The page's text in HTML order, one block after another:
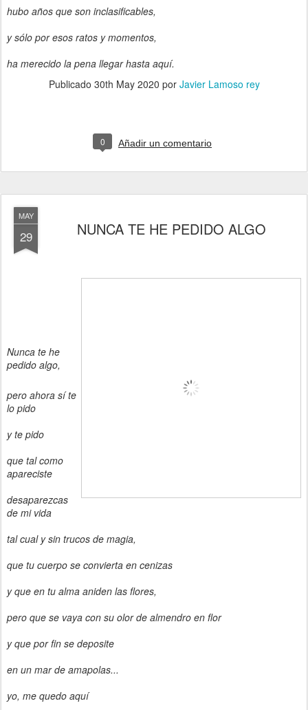
hubo años que son inclasificables,
y sólo por esos ratos y momentos,
ha merecido la pena llegar hasta aquí.
Publicado 30th May 2020 por Javier Lamoso rey
0 Añadir un comentario
MAY
29 NUNCA TE HE PEDIDO ALGO
Nunca te he
pedido algo,
pero ahora sí te
lo pido
y te pido
que tal como
apareciste
desaparezcas
de mi vida
tal cual y sin trucos de magia,
que tu cuerpo se convierta en cenizas
y que en tu alma aniden las flores,
pero que se vaya con su olor de almendro en flor
y que por fin se deposite
en un mar de amapolas...
yo, me quedo aquí